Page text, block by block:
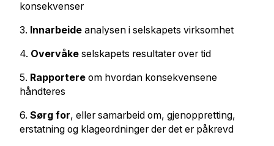
konsekvenser
3. Innarbeideanalysen i selskapets virksomhet
4. Overvåkeselskapets resultater over tid
5. Rapportereom hvordan konsekvensene
håndteres
6. Sørg for, eller samarbeid om, gjenoppretting,
erstatning og klageordninger der det er påkrevd